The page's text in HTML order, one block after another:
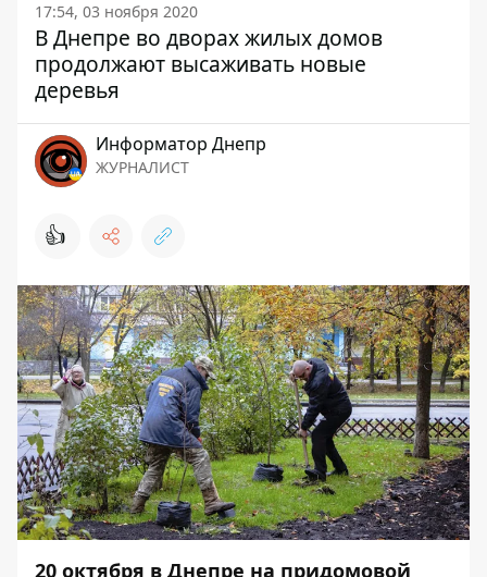
17:54, 03 ноября 2020
В Днепре во дворах жилых домов
продолжают высаживать новые
деревья
Информатор Днепр
ЖУРНАЛИСТ
👍
20 октября в Днепре на придомовой